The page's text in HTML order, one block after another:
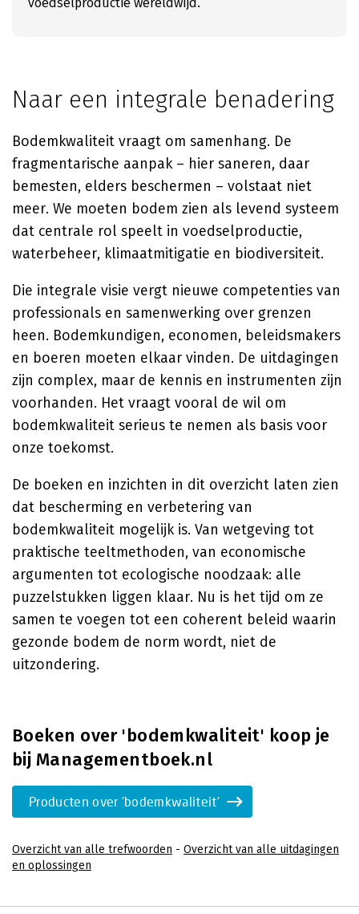
Naar een integrale benadering
Bodemkwaliteit vraagt om samenhang. De
fragmentarische aanpak – hier saneren, daar
bemesten, elders beschermen – volstaat niet
meer. We moeten bodem zien als levend systeem
dat centrale rol speelt in voedselproductie,
waterbeheer, klimaatmitigatie en biodiversiteit.
Die integrale visie vergt nieuwe competenties van
professionals en samenwerking over grenzen
heen. Bodemkundigen, economen, beleidsmakers
en boeren moeten elkaar vinden. De uitdagingen
zijn complex, maar de kennis en instrumenten zijn
voorhanden. Het vraagt vooral de wil om
bodemkwaliteit serieus te nemen als basis voor
onze toekomst.
De boeken en inzichten in dit overzicht laten zien
dat bescherming en verbetering van
bodemkwaliteit mogelijk is. Van wetgeving tot
praktische teeltmethoden, van economische
argumenten tot ecologische noodzaak: alle
puzzelstukken liggen klaar. Nu is het tijd om ze
samen te voegen tot een coherent beleid waarin
gezonde bodem de norm wordt, niet de
uitzondering.
Boeken over 'bodemkwaliteit' koop je
bij Managementboek.nl
Producten over 'bodemkwaliteit'
Overzicht van alle trefwoorden - Overzicht van alle uitdagingen
en oplossingen